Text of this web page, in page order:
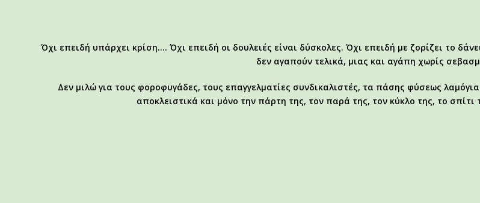
Όχι επειδή υπάρχει κρίση…. Όχι επειδή οι δουλειές είναι δύσκολες. Όχι επειδή με ζορίζει το
δεν αγαπούν τελικά, μιας και αγάπη χωρίς
Δεν μιλώ για τους φοροφυγάδες, τους επαγγελματίες συνδικαλιστές, τα πάσης φύσεως
αποκλειστικά και μόνο την πάρτη της, τον παρά της, τον κύκλο της, το